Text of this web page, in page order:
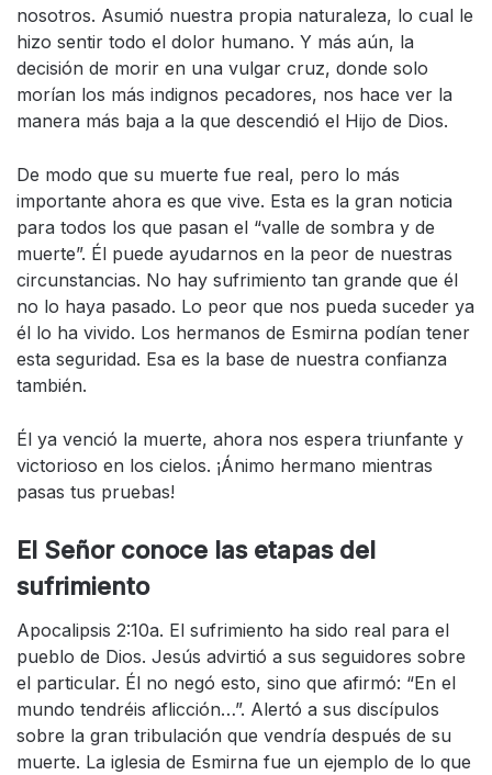
nosotros. Asumió nuestra propia naturaleza, lo cual le
hizo sentir todo el dolor humano. Y más aún, la
decisión de morir en una vulgar cruz, donde solo
morían los más indignos pecadores, nos hace ver la
manera más baja a la que descendió el Hijo de Dios.
De modo que su muerte fue real, pero lo más
importante ahora es que vive. Esta es la gran noticia
para todos los que pasan el “valle de sombra y de
muerte”. Él puede ayudarnos en la peor de nuestras
circunstancias. No hay sufrimiento tan grande que él
no lo haya pasado. Lo peor que nos pueda suceder ya
él lo ha vivido. Los hermanos de Esmirna podían tener
esta seguridad. Esa es la base de nuestra confianza
también.
Él ya venció la muerte, ahora nos espera triunfante y
victorioso en los cielos. ¡Ánimo hermano mientras
pasas tus pruebas!
El Señor conoce las etapas del
sufrimiento
Apocalipsis 2:10a. El sufrimiento ha sido real para el
pueblo de Dios. Jesús advirtió a sus seguidores sobre
el particular. Él no negó esto, sino que afirmó: “En el
mundo tendréis aflicción…”. Alertó a sus discípulos
sobre la gran tribulación que vendría después de su
muerte. La iglesia de Esmirna fue un ejemplo de lo que